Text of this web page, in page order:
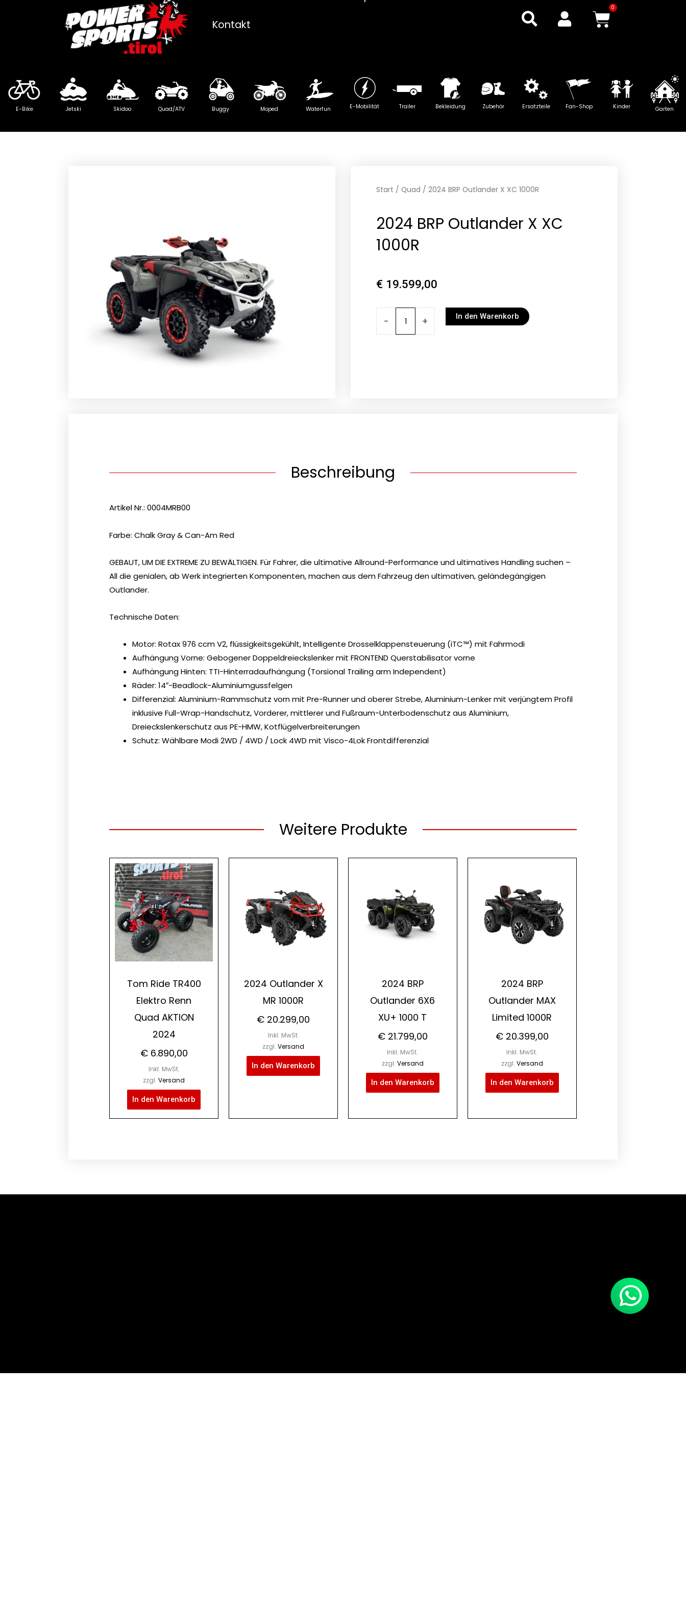
Kontakt
0
E-Bike Jetski Skidoo Quad/ATV Buggy Moped Waterfun E-Mobilität Trailer Bekleidung Zubehör Ersatzteile Fan-Shop Kinder Garten
Start / Quad / 2024 BRP Outlander X XC 1000R
2024 BRP Outlander X XC
1000R
€ 19.599,00
- + In den Warenkorb
Beschreibung
Artikel Nr.: 0004MRB00
Farbe: Chalk Gray & Can-Am Red
GEBAUT, UM DIE EXTREME ZU BEWÄLTIGEN. Für Fahrer, die ultimative Allround-Performance und ultimatives Handling suchen –
All die genialen, ab Werk integrierten Komponenten, machen aus dem Fahrzeug den ultimativen, geländegängigen
Outlander.
Technische Daten:
Motor: Rotax 976 ccm V2, flüssigkeitsgekühlt, Intelligente Drosselklappensteuerung (iTC™️) mit Fahrmodi
Aufhängung Vorne: Gebogener Doppeldreieckslenker mit FRONTEND Querstabilisator vorne
Aufhängung Hinten: TTI-Hinterradaufhängung (Torsional Trailing arm Independent)
Räder: 14″-Beadlock-Aluminiumgussfelgen
Differenzial: Aluminium-Rammschutz vorn mit Pre-Runner und oberer Strebe, Aluminium-Lenker mit verjüngtem Profil
inklusive Full-Wrap-Handschutz, Vorderer, mittlerer und Fußraum-Unterbodenschutz aus Aluminium,
Dreieckslenkerschutz aus PE-HMW, Kotflügelverbreiterungen
Schutz: Wählbare Modi 2WD / 4WD / Lock 4WD mit Visco-4Lok Frontdifferenzial
Weitere Produkte
Tom Ride TR400
Elektro Renn
Quad AKTION
2024
€6.890,00
Inkl. MwSt.
zzgl.Versand
In den Warenkorb
2024 Outlander X
MR 1000R
€ 20.299,00
Inkl. MwSt.
zzgl.Versand
In den Warenkorb
2024 BRP
Outlander 6X6
XU+ 1000 T
€21.799,00
Inkl. MwSt.
zzgl. Versand
In den Warenkorb
2024 BRP
Outlander MAX
Limited 1000R
€20.399,00
Inkl. MwSt.
zzgl. Versand
In den Warenkorb